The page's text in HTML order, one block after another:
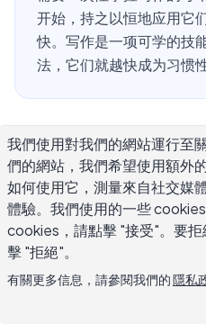
开始，持之以恒地应用它
快。写作是一项可学的技
法，它们就越快成为习惯性
初学者写作者最常
理解初学者常见的错误比列
误正是阻碍进步的原因。最
的。
等待合适的写作条件是初学者
远不会到来。熟练的作家在
我們使用對我們的網站運行至
們的網站，我們希望使用額外
如何使用它，測量來自社交媒
體驗。我們使用的一些
cookies，請點擊 "接受"。要
擊 "拒絕"。
有關更多信息，請參閱我們的隱私